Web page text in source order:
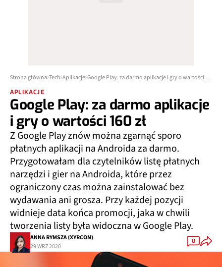
Strona główna Tech Aplikacje Google Play: za darmo aplikacje i gry o wartości 160 zł
APLIKACJE
Google Play: za darmo aplikacje
i gry o wartości 160 zł
Z Google Play znów można zgarnąć sporo
płatnych aplikacji na Androida za darmo.
Przygotowałam dla czytelników listę płatnych
narzędzi i gier na Androida, które przez
ograniczony czas można zainstalować bez
wydawania ani grosza. Przy każdej pozycji
widnieje data końca promocji, jaka w chwili
tworzenia listy była widoczna w Google Play.
ANNA RYMSZA (XYRCON)
29 WRZ 2020
0